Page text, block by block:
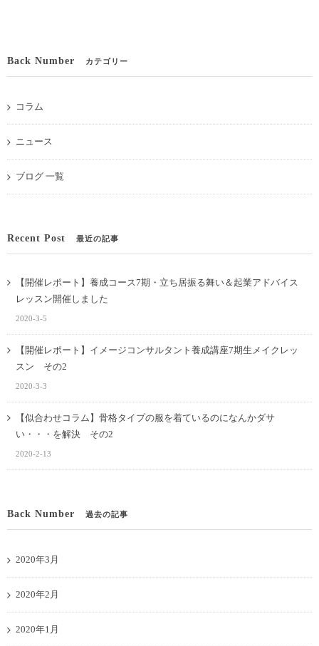
Back Number カテゴリー
コラム
ニュース
ブログ 一覧
Recent Post 最近の記事
【開催レポート】養成コース7期・立ち居振る舞い＆起業アドバイス
レッスン開催しました
2020-3-5
【開催レポート】イメージコンサルタント養成講座7期生メイクレッ
スン その2
2020-3-3
【似合わせコラム】骨格タイプの服を着ているのになんかダサ
い・・・を解決 その2
2020-2-13
Back Number 過去の記事
2020年3月
2020年2月
2020年1月